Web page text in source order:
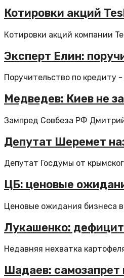
Котировки акций
Котировки акций компании
Эксперт Елин:
Поручительство по кредиту
Медведев: Киев не
Зампред Совбеза РФ
Депутат Шеремет
Депутат Госдумы от
ЦБ: ценовые
Ценовые ожидания бизнеса
Лукашенко:
Недавняя нехватка
Шадаев: самозапрет